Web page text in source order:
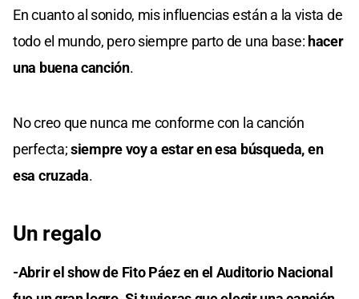
En cuanto al sonido, mis influencias están a la vista de
todo el mundo, pero siempre parto de una base: hacer
una buena canción.
No creo que nunca me conforme con la canción
perfecta;siempre voy a estar en esa búsqueda, en
esa cruzada.
Un regalo
-Abrir el show de Fito Páez en el Auditorio Nacional